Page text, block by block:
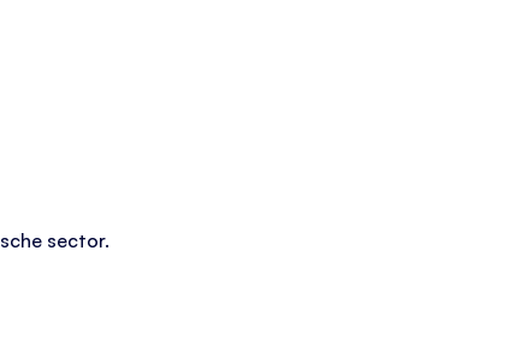
sector.